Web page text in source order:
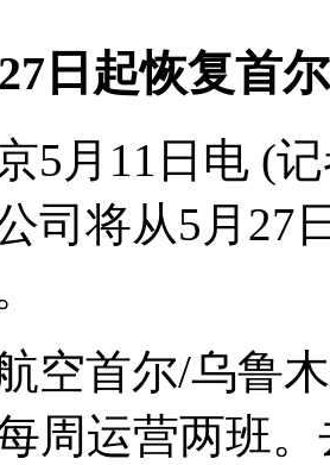
日起恢复首
5月11日电 (
司将从5月27
首尔/乌鲁木
周运营两班